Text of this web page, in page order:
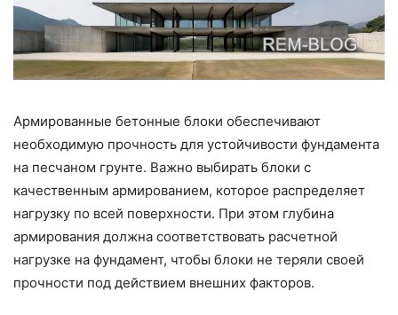
Армированные бетонные блоки обеспечивают
необходимую прочность для устойчивости фундамента
на песчаном грунте. Важно выбирать блоки с
качественным армированием, которое распределяет
нагрузку по всей поверхности. При этом глубина
армирования должна соответствовать расчетной
нагрузке на фундамент, чтобы блоки не теряли своей
прочности под действием внешних факторов.